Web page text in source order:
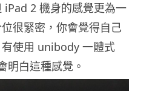
iPad 2 機身的感覺更為一
很緊密，你會覺得自己
使用 unibody 一體式
明白這種感覺。